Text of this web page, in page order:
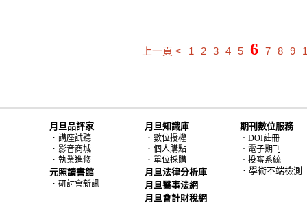
上一頁 < 1 2 3 4 5 6 7 8 9
月旦品評家
． 講座試聽
． 影音商城
． 執業進修
元照讀書館
． 研討會新訊
月旦知識庫
． 數位授權
． 個人購點
． 單位採購
月旦法律分析庫
月旦醫事法網
月旦會計財稅網
期刊數位服務
．DOI註冊
．電子期刊
．投審系統
．學術不端檢測